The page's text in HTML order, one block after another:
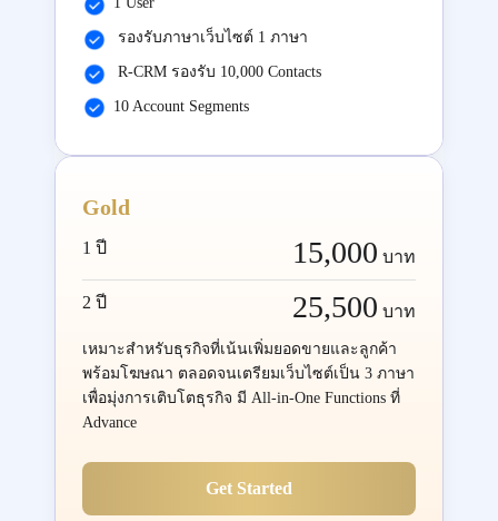
รองรับภาษาเว็บไซต์ 1 ภาษา
R-CRM รองรับ 10,000 Contacts
10 Account Segments
Gold
1 ปี 15,000 บาท
2 ปี 25,500 บาท
เหมาะสำหรับธุรกิจที่เน้นเพิ่มยอดขายและลูกค้า
พร้อมโฆษณา ตลอดจนเตรียมเว็บไซต์เป็น 3 ภาษา
เพื่อมุ่งการเติบโตธุรกิจ มี All-in-One Functions ที่
Advance
Get Started